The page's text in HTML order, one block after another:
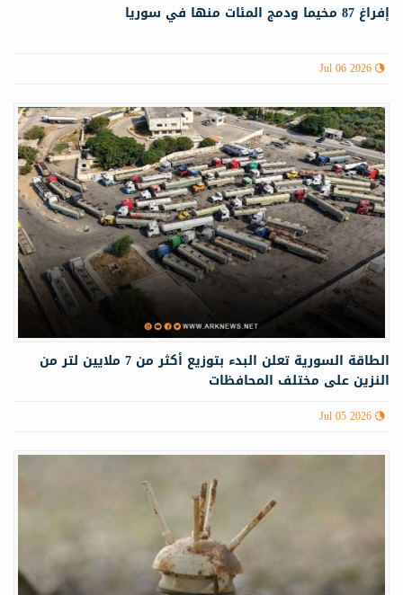
إفراغ 87 مخيما ودمج المئات منها في سوريا
Jul 06 2026
الطاقة السورية تعلن البدء بتوزيع أكثر من 7 ملايين لتر من
النزين على مختلف المحافظات
Jul 05 2026